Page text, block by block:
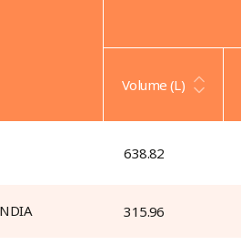
Volume (L)
638.82
315.96